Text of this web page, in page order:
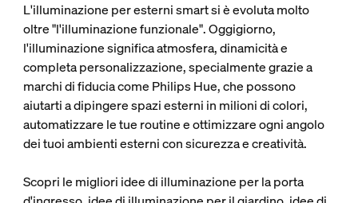
L'illuminazione per esterni smart si è evoluta molto
oltre "l'illuminazione funzionale". Oggigiorno,
l'illuminazione significa atmosfera, dinamicità e
completa personalizzazione, specialmente grazie a
marchi di fiducia come Philips Hue, che possono
aiutarti a dipingere spazi esterni in milioni di colori,
automatizzare le tue routine e ottimizzare ogni angolo
dei tuoi ambienti esterni con sicurezza e creatività.
Scopri le migliori idee di illuminazione per la porta